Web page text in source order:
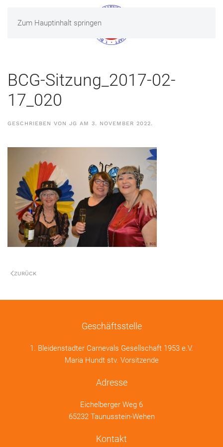
Zum Hauptinhalt springen
MENÜ
BCG-Sitzung_2017-02-
17_020
GESCHRIEBEN VON JG AM 3. NOVEMBER 2022.
ZURÜCK
Geschäftsstelle
1. Bleidenstadter Carnevals Gesellschaft 1953 e.V.
Maria Hundt stv. Vorsitzende
Adresse
Eichelberger Weg 6
65232 Taunusstein-Wehen
Kontakt